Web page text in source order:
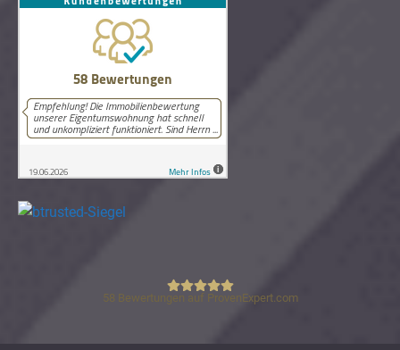
Lutz Schneider Immobilienbewertung
58 Bewertungen auf ProvenExpert.com